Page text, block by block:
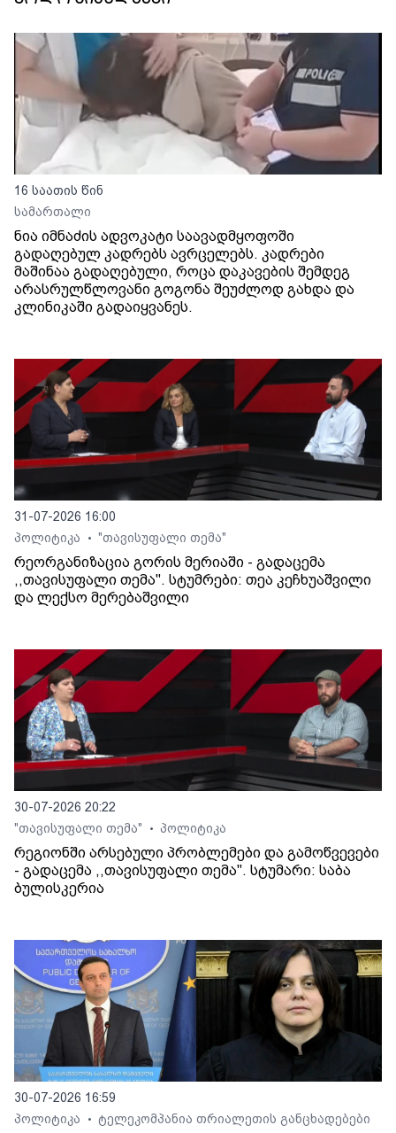
16 საათის წინ
სამართალი
ნია იმნაძის ადვოკატი საავადმყოფოში
გადაღებულ კადრებს ავრცელებს. კადრები
მაშინაა გადაღებული, როცა დაკავების შემდეგ
არასრულწლოვანი გოგონა შეუძლოდ გახდა და
კლინიკაში გადაიყვანეს.
31-07-2026 16:00
პოლიტიკა
• "თავისუფალი თემა"
რეორგანიზაცია გორის მერიაში - გადაცემა
,,თავისუფალი თემა". სტუმრები: თეა კეჩხუაშვილი
და ლექსო მერებაშვილი
30-07-2026 20:22
"თავისუფალი თემა"
• პოლიტიკა
რეგიონში არსებული პრობლემები და გამოწვევები
- გადაცემა ,,თავისუფალი თემა". სტუმარი: საბა
ბულისკერია
30-07-2026 16:59
პოლიტიკა
• ტელეკომპანია თრიალეთის განცხადებები